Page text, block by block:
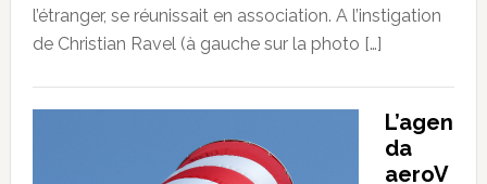
l’étranger, se réunissait en association. A l’instigation
de Christian Ravel (à gauche sur la photo […]
L’agen
da
aeroV